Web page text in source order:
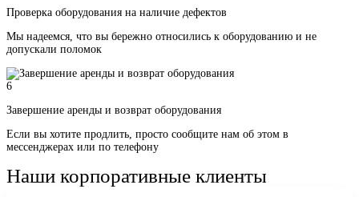
Проверка оборудования на наличие дефектов
Мы надеемся, что вы бережно относились к оборудованию и не
допускали поломок
6
Завершение аренды и возврат оборудования
Если вы хотите продлить, просто сообщите нам об этом в
мессенджерах или по телефону
Наши корпоративные клиенты